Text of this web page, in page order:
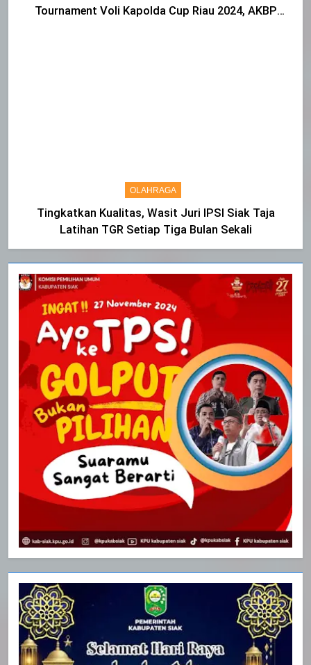
Tournament Voli Kapolda Cup Riau 2024, AKBP
OLAHRAGA
Tingkatkan Kualitas, Wasit Juri IPSI Siak Taja
Latihan TGR Setiap Tiga Bulan Sekali